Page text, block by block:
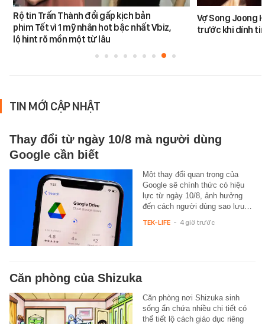
Rộ tin Trấn Thành đổi gấp kịch bản
phim Tết vì 1 mỹ nhân hot bậc nhất Vbiz,
lộ hint rõ mồn một từ lâu
Vợ Song Joong
trước khi dính
TIN MỚI CẬP NHẬT
Thay đổi từ ngày 10/8 mà người dùng
Google cần biết
Một thay đổi quan trọng của
Google sẽ chính thức có hiệu
lực từ ngày 10/8, ảnh hưởng
đến cách người dùng sao lưu…
TEK-LIFE - 4 giờ trước
Căn phòng của Shizuka
Căn phòng nơi Shizuka sinh
sống ẩn chứa nhiều chi tiết có
thể tiết lộ cách giáo dục riêng